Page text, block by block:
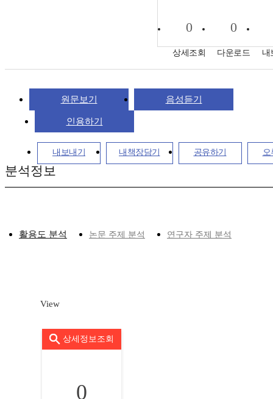
0
상세조회
0
다운로드 내
원문보기 음성듣기
인용하기
내보내기 내책장담기 공유하기
분석정보
활용도 분석 논문 주제 분석 연구자 주제 분석
View
상세정보조회
0